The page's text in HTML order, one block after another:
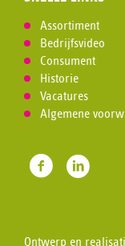
Assortiment
Bedrijfsvideo
Consument
Historie
Vacatures
Algemene
Ontwerp en